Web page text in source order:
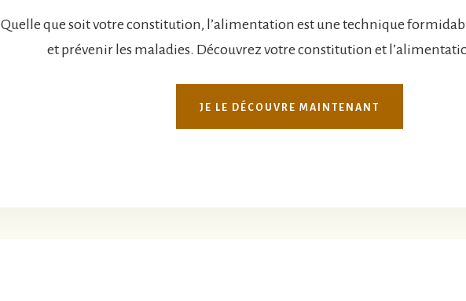
Quelle que soit votre constitution, l’alimentation est une technique
et prévenir les maladies. Découvrez votre constitution et
JE LE DÉCOUVRE MAINTENANT